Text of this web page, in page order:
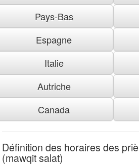
Pays-Bas
Espagne
Italie
Autriche
Canada
Définition des horaires des
(mawqit salat)